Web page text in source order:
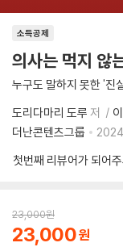
소득공제
의사는 먹지 않
누구도 말하지 못한 '진
도리다마리 도루 저
더난콘텐츠그룹
첫번째 리뷰어가 되어
23,000원
23,000